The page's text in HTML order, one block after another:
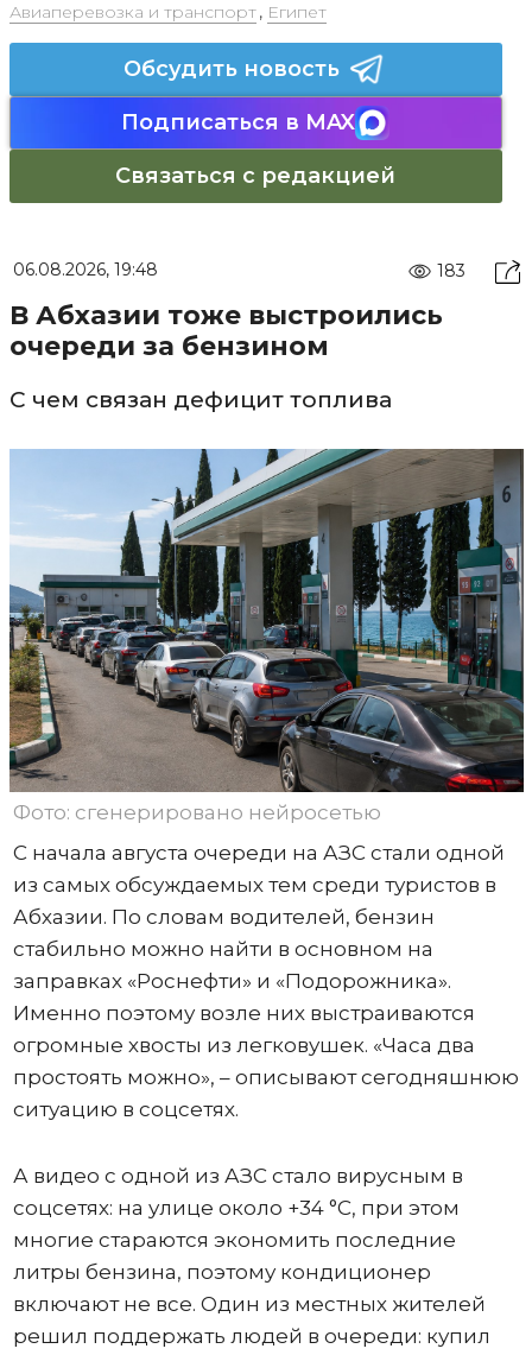
Авиаперевозка и транспорт, Египет
Обсудить новость
Подписаться в MAX
Связаться с редакцией
06.08.2026, 19:48 183
В Абхазии тоже выстроились
очереди за бензином
С чем связан дефицит топлива
Фото: сгенерировано нейросетью
С начала августа очереди на АЗС стали одной
из самых обсуждаемых тем среди туристов в
Абхазии. По словам водителей, бензин
стабильно можно найти в основном на
заправках «Роснефти» и «Подорожника».
Именно поэтому возле них выстраиваются
огромные хвосты из легковушек. «Часа два
простоять можно», – описывают сегодняшнюю
ситуацию в соцсетях.
А видео с одной из АЗС стало вирусным в
соцсетях: на улице около +34 °C, при этом
многие стараются экономить последние
литры бензина, поэтому кондиционер
включают не все. Один из местных жителей
решил поддержать людей в очереди: купил